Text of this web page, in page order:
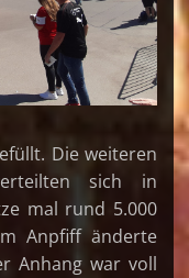
Die weiteren
sich in
mal rund 5.000
Anpfiff änderte
Anhang war voll